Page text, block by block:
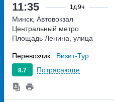
11:35 1д9ч
Минск, Автовокзал
Центральный метро
Площадь Ленина, улица
8.7 Потрясающе
Перевозчик: Визит-Тур